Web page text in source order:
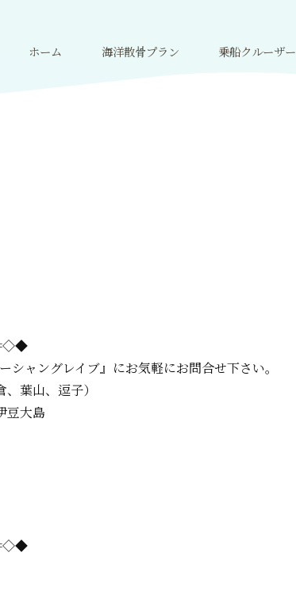
ホーム 海洋散骨プラン 乗船クルーザー
シャングレイブ』にお気軽にお問合せ下さい。
葉山、逗子）
豆大島